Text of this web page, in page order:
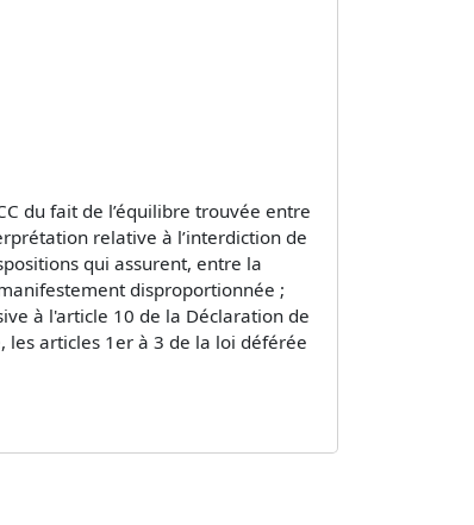
du fait de l’équilibre trouvée entre
relative à l’interdiction de
qui assurent, entre la
disproportionnée ;
à l'article 10 de la Déclaration de
les articles 1er à 3 de la loi déférée